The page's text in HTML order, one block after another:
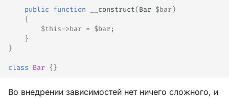
public function __construct(Bar $bar)
{
$this->bar = $bar;
}
}
class Bar {}
Во внедрении зависимостей нет ничего сложного, и